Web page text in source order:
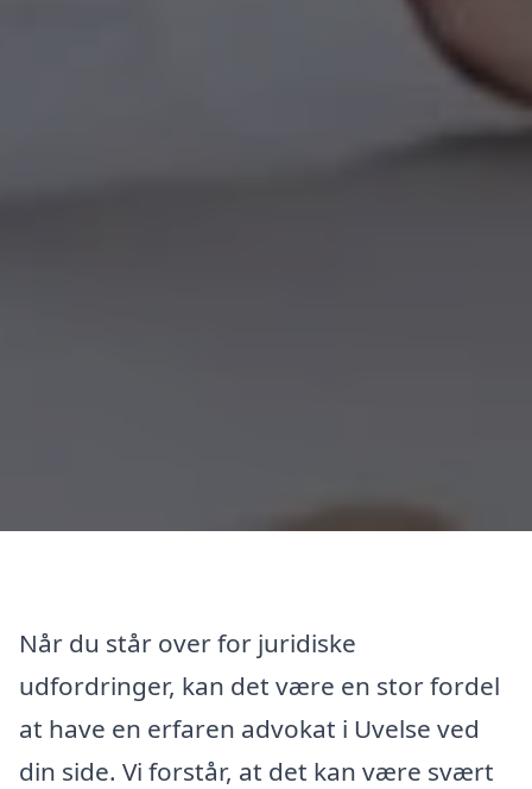
Når du står over for juridiske
udfordringer, kan det være en stor fordel
at have en erfaren advokat i Uvelse ved
din side. Vi forstår, at det kan være svært